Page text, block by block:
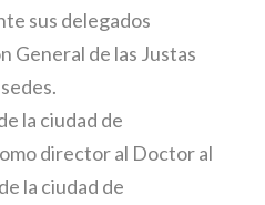
sus delegados
General de las Justas
la ciudad de
director al Doctor al
la ciudad de